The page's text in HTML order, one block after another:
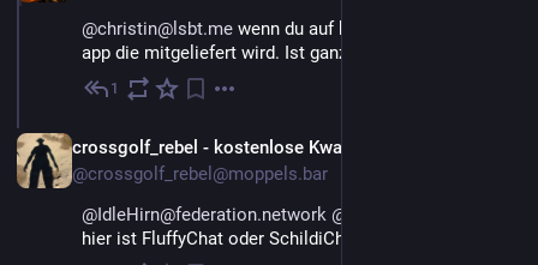
@christin@lsbt.me wenn du auf kde bist, die  NeoChat
app die mitgeliefert wird. Ist ganz ok tatsächlich
1
crossgolf_rebel - kostenlose Kwalitätsposts
@crossgolf_rebel@moppels.bar
@IdleHirn@federation.network @christin@lsbt.me
hier ist FluffyChat oder SchildiChat+ im Einsatz